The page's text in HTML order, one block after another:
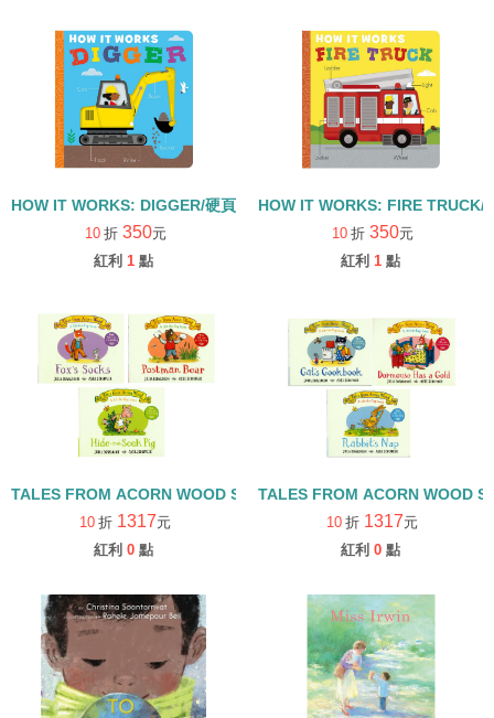
HOW IT WORKS: DIGGER/硬頁書
10 折 350元
紅利 1 點
HOW IT WORKS: FIRE TRUCK/
10 折 350元
紅利 1 點
TALES FROM ACORN WOOD STORY COLLECTION 觀察探索組/
10 折 1317元
紅利 0 點
TALES FROM ACORN WOOD
10 折 1317元
紅利 0 點